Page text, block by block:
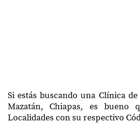
Si estás buscando una Clínica
Mazatán, Chiapas, es bueno
Localidades con su respectivo